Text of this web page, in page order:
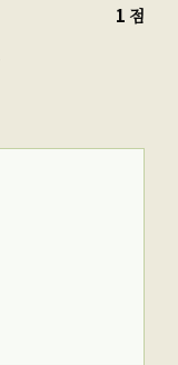
1 점